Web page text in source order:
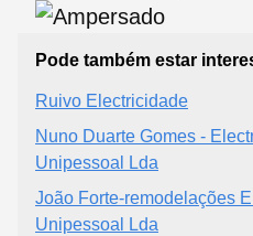
Pode também estar
Ruivo Electricidade
Nuno Duarte Gomes -
Unipessoal Lda
João Forte-remodelações
Unipessoal Lda